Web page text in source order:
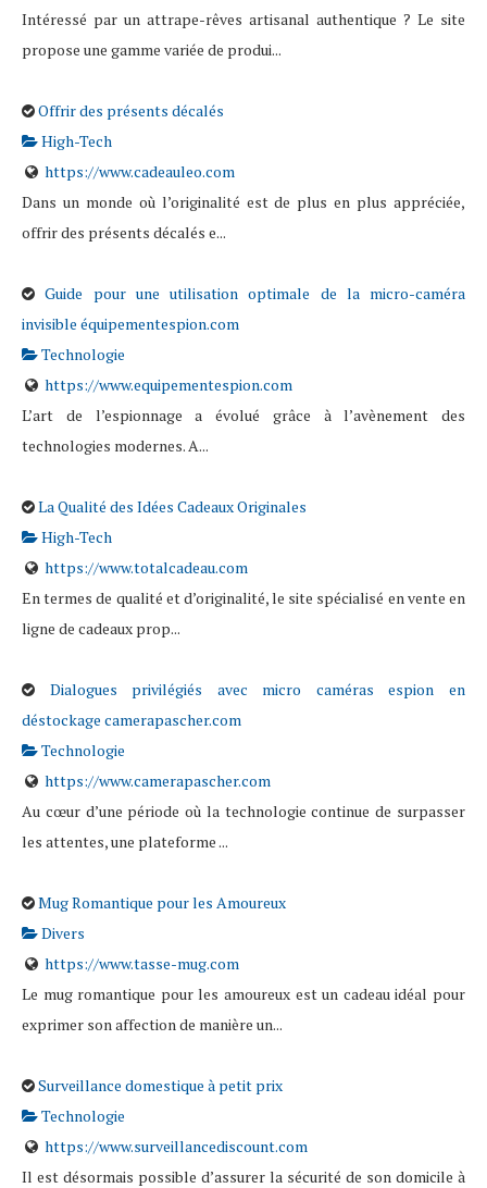
Intéressé par un attrape-rêves artisanal authentique ? Le site
propose une gamme variée de produi...
Offrir des présents décalés
High-Tech
https://www.cadeauleo.com
Dans un monde où l’originalité est de plus en plus appréciée,
offrir des présents décalés e...
Guide pour une utilisation optimale de la micro-caméra
invisible équipementespion.com
Technologie
https://www.equipementespion.com
L’art de l’espionnage a évolué grâce à l’avènement des
technologies modernes. A...
La Qualité des Idées Cadeaux Originales
High-Tech
https://www.totalcadeau.com
En termes de qualité et d’originalité, le site spécialisé en vente en
ligne de cadeaux prop...
Dialogues privilégiés avec micro caméras espion en
déstockage camerapascher.com
Technologie
https://www.camerapascher.com
Au cœur d’une période où la technologie continue de surpasser
les attentes, une plateforme ...
Mug Romantique pour les Amoureux
Divers
https://www.tasse-mug.com
Le mug romantique pour les amoureux est un cadeau idéal pour
exprimer son affection de manière un...
Surveillance domestique à petit prix
Technologie
https://www.surveillancediscount.com
Il est désormais possible d’assurer la sécurité de son domicile à